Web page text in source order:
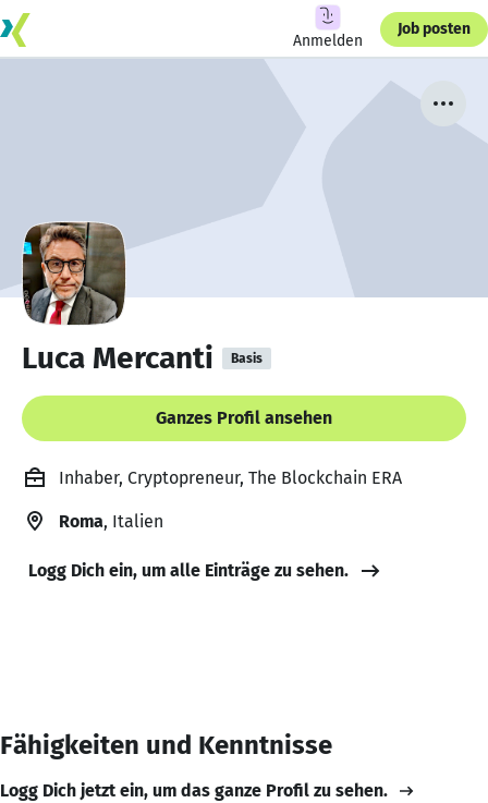
Anmelden
Job posten
Luca Mercanti Basis
Ganzes Profil ansehen
Inhaber, Cryptopreneur, The Blockchain ERA
Roma, Italien
Logg Dich ein, um alle Einträge zu sehen.
Fähigkeiten und Kenntnisse
Logg Dich jetzt ein, um das ganze Profil zu sehen.